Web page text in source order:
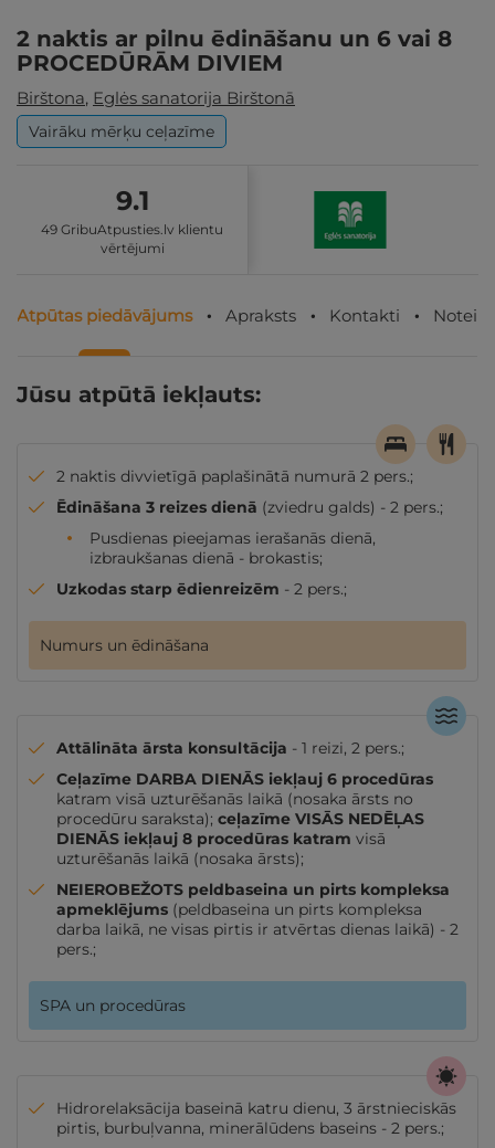
2 naktis ar pilnu ēdināšanu un 6 vai 8
PROCEDŪRĀM DIVIEM
Birštona, Eglės sanatorija Birštonā
Vairāku mērķu ceļazīme
9.1
49 GribuAtpusties.lv klientu
vērtējumi
Atpūtas piedāvājums Apraksts Kontakti
Jūsu atpūtā iekļauts:
2 naktis divvietīgā paplašinātā numurā 2 pers.;
Ēdināšana 3 reizes dienā (zviedru galds) - 2 pers.;
Pusdienas pieejamas ierašanās dienā,
izbraukšanas dienā - brokastis;
Uzkodas starp ēdienreizēm - 2 pers.;
Numurs un ēdināšana
Attālināta ārsta konsultācija - 1 reizi, 2 pers.;
Ceļazīme DARBA DIENĀS iekļauj 6 procedūras
katram visā uzturēšanās laikā (nosaka ārsts no
procedūru saraksta); ceļazīme VISĀS NEDĒĻAS
DIENĀS iekļauj 8 procedūras katram visā
uzturēšanās laikā (nosaka ārsts);
NEIEROBEŽOTS peldbaseina un pirts kompleksa
apmeklējums (peldbaseina un pirts kompleksa
darba laikā, ne visas pirtis ir atvērtas dienas laikā) - 2
pers.;
SPA un procedūras
Hidrorelaksācija baseinā katru dienu, 3 ārstnieciskās
pirtis, burbuļvanna, minerālūdens baseins - 2 pers.;